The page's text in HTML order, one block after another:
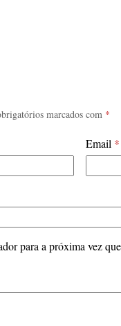
marcados com *
Email *
para a próxima vez